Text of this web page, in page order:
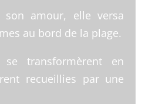
son amour, elle versa
au bord de la plage.
se transformèrent en
recueillies par une